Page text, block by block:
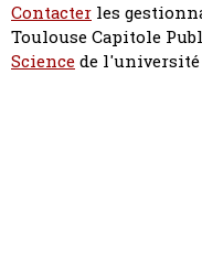
Contacter les
Toulouse Capitole
Sciencede l'université